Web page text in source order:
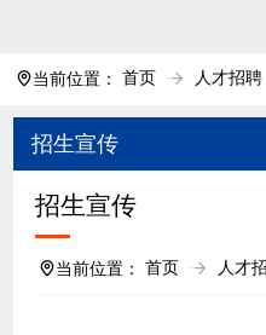
当前位置：首页 人才招聘
招生宣传
招生宣传
当前位置：首页 人才